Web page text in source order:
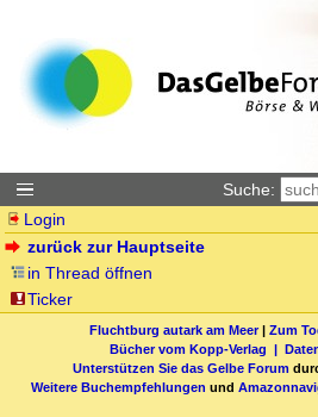
Suche:
Login
zurück zur Hauptseite
in Thread öffnen
Ticker
Fluchtburg autark am Meer| Zum
Bücher vom Kopp-Verlag |
Unterstützen Sie das Gelbe Forum
Weitere Buchempfehlungen und